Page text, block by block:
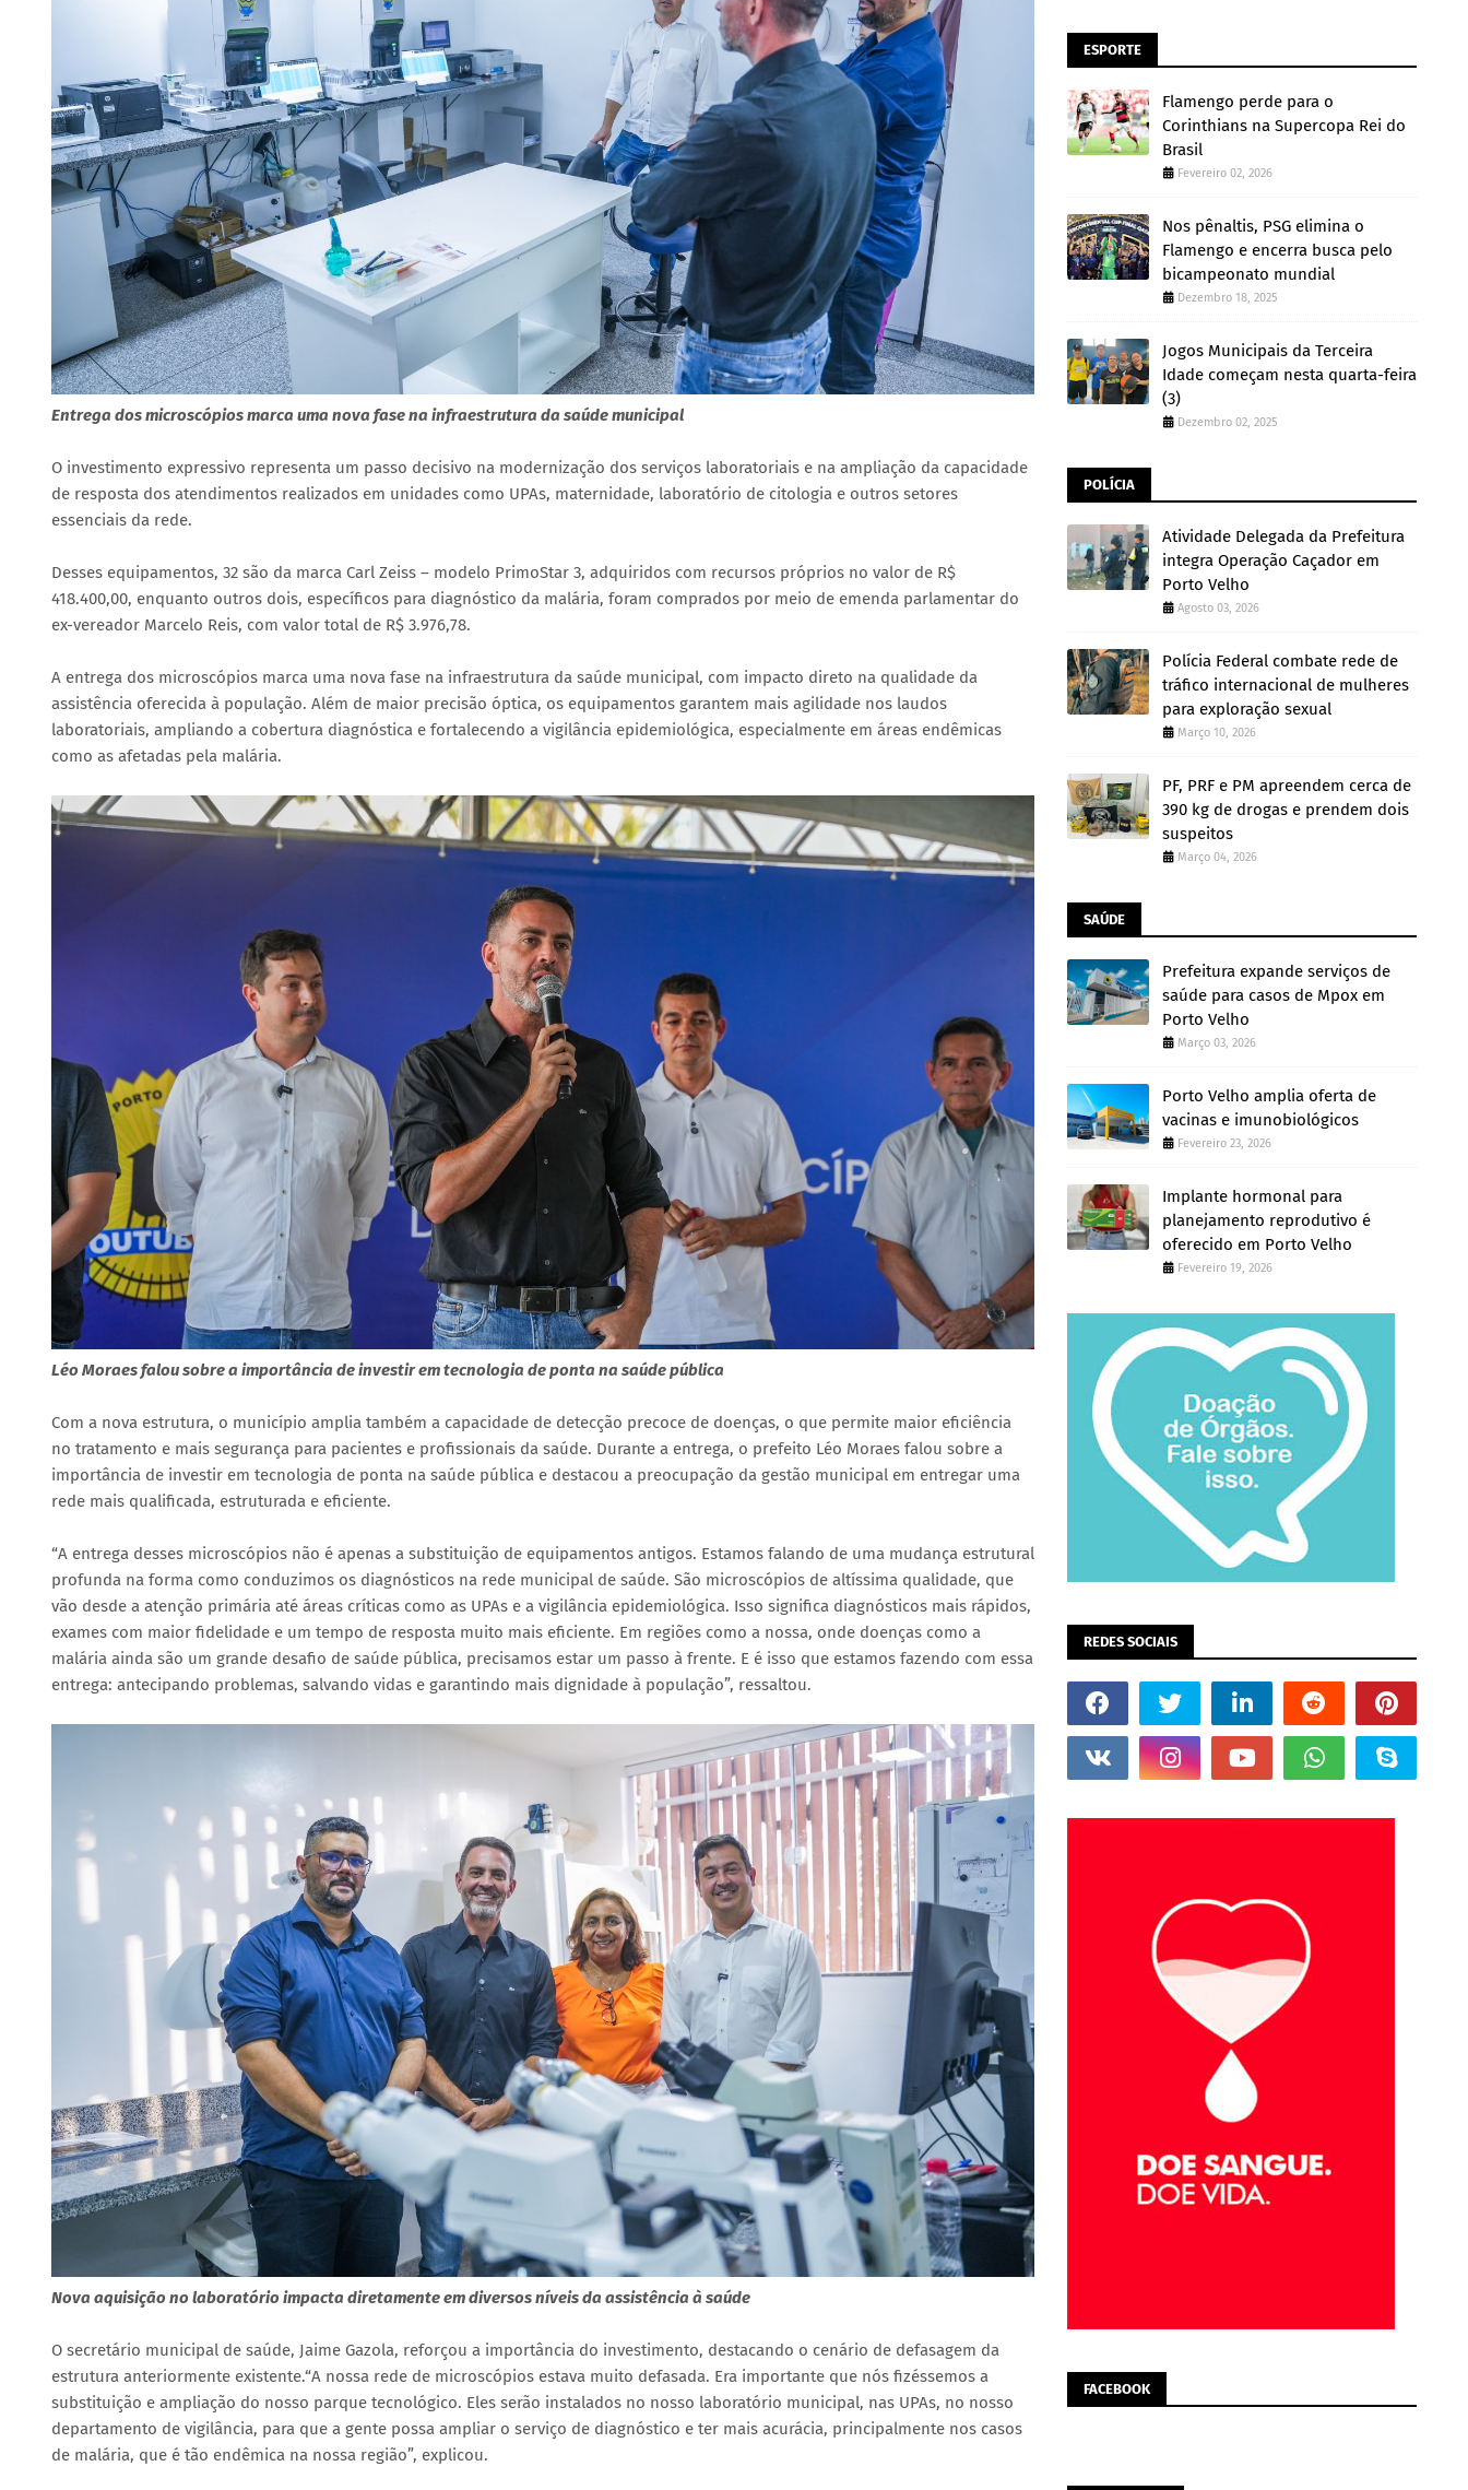
Entrega dos microscópios marca uma nova fase na infraestrutura da saúde municipal
O investimento expressivo representa um passo decisivo na modernização dos serviços laboratoriais e na ampliação da capacidade
de resposta dos atendimentos realizados em unidades como UPAs, maternidade, laboratório de citologia e outros setores
essenciais da rede.
Desses equipamentos, 32 são da marca Carl Zeiss – modelo PrimoStar 3, adquiridos com recursos próprios no valor de R$
418.400,00, enquanto outros dois, específicos para diagnóstico da malária, foram comprados por meio de emenda parlamentar do
ex-vereador Marcelo Reis, com valor total de R$ 3.976,78.
A entrega dos microscópios marca uma nova fase na infraestrutura da saúde municipal, com impacto direto na qualidade da
assistência oferecida à população. Além de maior precisão óptica, os equipamentos garantem mais agilidade nos laudos
laboratoriais, ampliando a cobertura diagnóstica e fortalecendo a vigilância epidemiológica, especialmente em áreas endêmicas
como as afetadas pela malária.
Léo Moraes falou sobre a importância de investir em tecnologia de ponta na saúde pública
Com a nova estrutura, o município amplia também a capacidade de detecção precoce de doenças, o que permite maior eficiência
no tratamento e mais segurança para pacientes e profissionais da saúde. Durante a entrega, o prefeito Léo Moraes falou sobre a
importância de investir em tecnologia de ponta na saúde pública e destacou a preocupação da gestão municipal em entregar uma
rede mais qualificada, estruturada e eficiente.
“A entrega desses microscópios não é apenas a substituição de equipamentos antigos. Estamos falando de uma mudança estrutural
profunda na forma como conduzimos os diagnósticos na rede municipal de saúde. São microscópios de altíssima qualidade, que
vão desde a atenção primária até áreas críticas como as UPAs e a vigilância epidemiológica. Isso significa diagnósticos mais rápidos,
exames com maior fidelidade e um tempo de resposta muito mais eficiente. Em regiões como a nossa, onde doenças como a
malária ainda são um grande desafio de saúde pública, precisamos estar um passo à frente. E é isso que estamos fazendo com essa
entrega: antecipando problemas, salvando vidas e garantindo mais dignidade à população”, ressaltou.
Nova aquisição no laboratório impacta diretamente em diversos níveis da assistência à saúde
O secretário municipal de saúde, Jaime Gazola, reforçou a importância do investimento, destacando o cenário de defasagem da
estrutura anteriormente existente.“A nossa rede de microscópios estava muito defasada. Era importante que nós fizéssemos a
substituição e ampliação do nosso parque tecnológico. Eles serão instalados no nosso laboratório municipal, nas UPAs, no nosso
departamento de vigilância, para que a gente possa ampliar o serviço de diagnóstico e ter mais acurácia, principalmente nos casos
de malária, que é tão endêmica na nossa região”, explicou.
ESPORTE
Flamengo perde para o
Corinthians na Supercopa Rei do
Brasil
Fevereiro 02, 2026
Nos pênaltis, PSG elimina o
Flamengo e encerra busca pelo
bicampeonato mundial
Dezembro 18, 2025
Jogos Municipais da Terceira
Idade começam nesta quarta-feira
(3)
Dezembro 02, 2025
POLÍCIA
Atividade Delegada da Prefeitura
integra Operação Caçador em
Porto Velho
Agosto 03, 2026
Polícia Federal combate rede de
tráfico internacional de mulheres
para exploração sexual
Março 10, 2026
PF, PRF e PM apreendem cerca de
390 kg de drogas e prendem dois
suspeitos
Março 04, 2026
SAÚDE
Prefeitura expande serviços de
saúde para casos de Mpox em
Porto Velho
Março 03, 2026
Porto Velho amplia oferta de
vacinas e imunobiológicos
Fevereiro 23, 2026
Implante hormonal para
planejamento reprodutivo é
oferecido em Porto Velho
Fevereiro 19, 2026
REDES SOCIAIS
FACEBOOK